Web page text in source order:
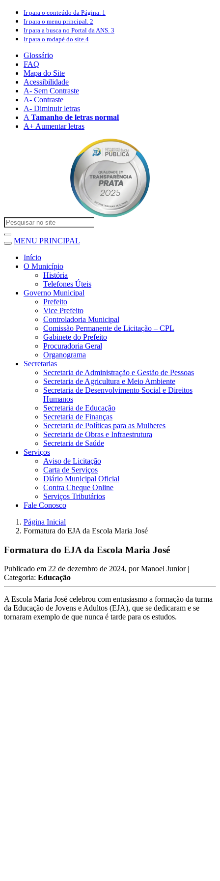
Ir para o conteúdo da Página. 1
Ir para o menu principal. 2
Ir para a busca no Portal da ANS. 3
Ir para o rodapé do site.4
Glossário
FAQ
Mapa do Site
Acessibilidade
A- Sem Contraste
A- Contraste
A- Diminuir letras
A Tamanho de letras normal
A+ Aumentar letras
MENU PRINCIPAL
Início
O Município
História
Telefones Úteis
Governo Municipal
Prefeito
Vice Prefeito
Controladoria Municipal
Comissão Permanente de Licitação – CPL
Gabinete do Prefeito
Procuradoria Geral
Organograma
Secretarias
Secretaria de Administração e Gestão de Pessoas
Secretaria de Agricultura e Meio Ambiente
Secretaria de Desenvolvimento Social e Direitos
Humanos
Secretaria de Educação
Secretaria de Finanças
Secretaria de Políticas para as Mulheres
Secretaria de Obras e Infraestrutura
Secretaria de Saúde
Serviços
Aviso de Licitação
Carta de Serviços
Diário Municipal Oficial
Contra Cheque Online
Serviços Tributários
Fale Conosco
Página Inicial
Formatura do EJA da Escola Maria José
Formatura do EJA da Escola Maria José
Publicado em 22 de dezembro de 2024, porManoel Junior |
Categoria: Educação
A Escola Maria José celebrou com entusiasmo a formação da turma
da Educação de Jovens e Adultos (EJA), que se dedicaram e se
tornaram exemplo de que nunca é tarde para os estudos.